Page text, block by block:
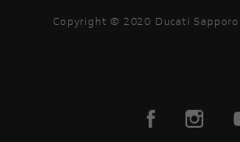
Copyright © 2020 Ducati